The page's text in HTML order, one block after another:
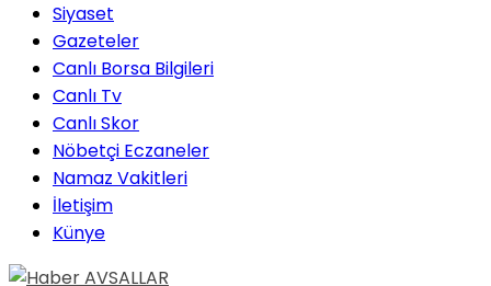
Siyaset
Gazeteler
Canlı Borsa Bilgileri
Canlı Tv
Canlı Skor
Nöbetçi Eczaneler
Namaz Vakitleri
İletişim
Künye